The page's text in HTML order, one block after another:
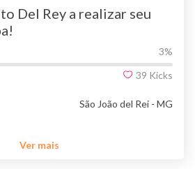
Del Rey a realizar seu
3%
39 Kicks
São João del Rei - MG
Ver mais